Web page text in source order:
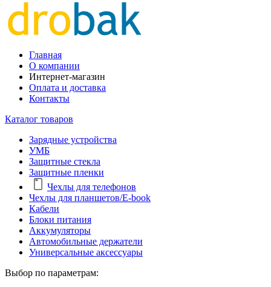
Главная
О компании
Интернет-магазин
Оплата и доставка
Контакты
Каталог товаров
Зарядные устройства
УМБ
Защитные стекла
Защитные пленки
Чехлы для телефонов
Чехлы для планшетов/E-book
Кабели
Блоки питания
Аккумуляторы
Автомобильные держатели
Универсальные аксессуары
Выбор по параметрам: